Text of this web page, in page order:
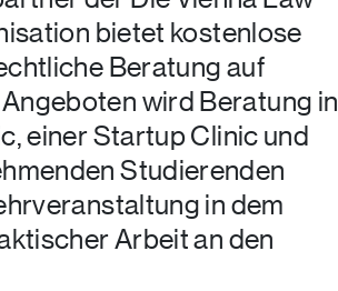
bietet kostenlose
Beratung auf
wird Beratung in
einer Startup Clinic und
Studierenden
in dem
Arbeit an den